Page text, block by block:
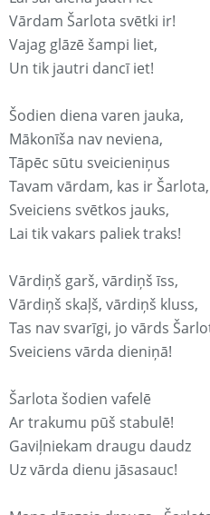
Vārdam Šarlota svētki ir!
Vajag glāzē šampi liet,
Un tik jautri dancī iet!
Šodien diena varen jauka,
Mākonīša nav neviena,
Tāpēc sūtu sveicieniņus
Tavam vārdam, kas ir Šarlota,
Sveiciens svētkos jauks,
Lai tik vakars paliek traks!
Vārdiņš garš, vārdiņš īss,
Vārdiņš skaļš, vārdiņš kluss,
Tas nav svarīgi, jo vārds
Sveiciens vārda dieniņā!
Šarlota šodien vafelē
Ar trakumu pūš stabulē!
Gaviļniekam draugu daudz
Uz vārda dienu jāsasauc!